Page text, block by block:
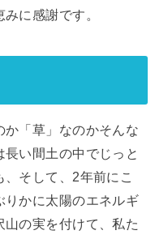
に感謝です。
か「草」なのかそんな
い間土の中でじっと
そして、2年前にこ
りかに太陽のエネルギ
の実を付けて、私た